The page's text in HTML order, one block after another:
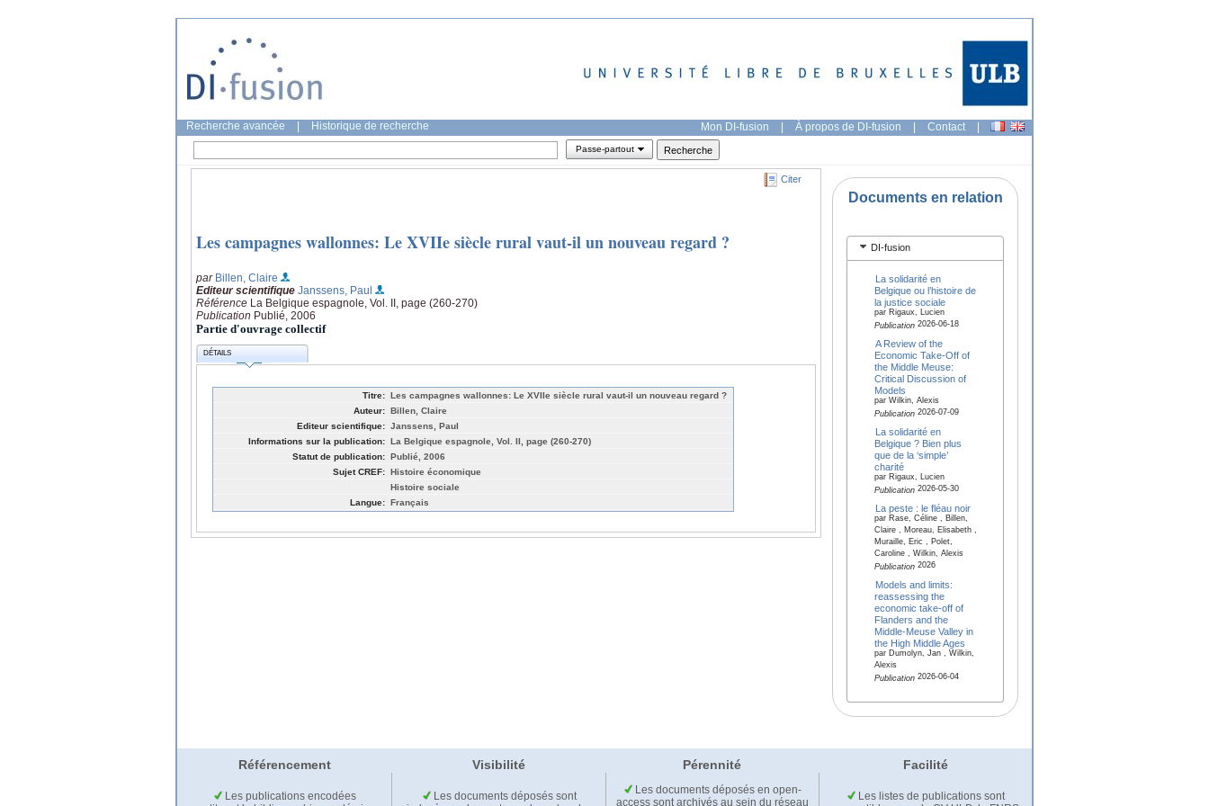
Recherche avancée Historique de recherche Mon DI-fusion | À propos de DI-fusion | Contact |
Passe-partout
Citer
Les campagnes wallonnes: Le XVIIe siècle rural vaut-il un nouveau regard ?
par Billen, Claire
Editeur scientifique Janssens, Paul
Référence La Belgique espagnole, Vol. II, page (260-270)
Publication Publié, 2006
Partie d'ouvrage collectif
DÉTAILS
Titre: Les campagnes wallonnes: Le XVIIe siècle rural vaut-il un nouveau regard ?
Auteur: Billen, Claire
Editeur scientifique: Janssens, Paul
Informations sur la publication: La Belgique espagnole, Vol. II, page (260-270)
Statut de publication: Publié, 2006
Sujet CREF: Histoire économique
Histoire sociale
Langue: Français
Documents en relation
DI-fusion
La solidarité en
Belgique ou l’histoire de
la justice sociale
par Rigaux, Lucien
Publication2026-06-18
A Review of the
Economic Take-Off of
the Middle Meuse:
Critical Discussion of
Models
par Wilkin, Alexis
Publication2026-07-09
La solidarité en
Belgique ? Bien plus
que de la ‘simple’
charité
par Rigaux, Lucien
Publication2026-05-30
La peste : le fléau noir
par Rase, Céline , Billen,
Claire , Moreau, Elisabeth ,
Muraille, Eric , Polet,
Caroline , Wilkin, Alexis
Publication2026
Models and limits:
reassessing the
economic take-off of
Flanders and the
Middle-Meuse Valley in
the High Middle Ages
par Dumolyn, Jan , Wilkin,
Alexis
Publication2026-06-04
Référencement Visibilité Pérennité Facilité
Les publications encodées
Les documents déposés sont
Les documents déposés en open-
access sont archivés au sein du réseau
Les listes de publications sont